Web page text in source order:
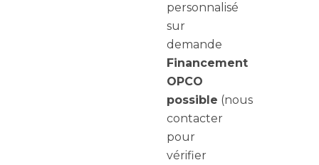
personnalisé
sur
demande
Financement
OPCO
possible (nous
contacter
pour
vérifier